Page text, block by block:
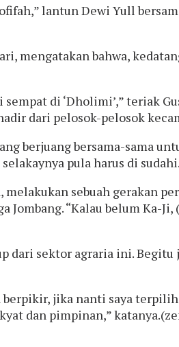
lantun Dewi Yull
mengatakan bahwa,
di ‘Dholimi’,” teriak
dari pelosok-pelosok
berjuang bersama-sama
pula harus di sudahi.
sebuah gerakan
Jombang. “Kalau belum Ka-
dari sektor agraria ini.
jika nanti saya
dan pimpinan,”